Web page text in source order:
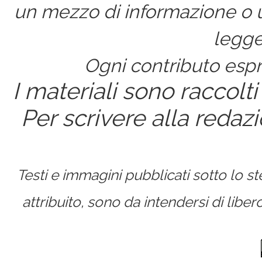
un mezzo di informazione
Ogni contributo
I materiali sono
Per scrivere alla
Testi e immagini pubblicati sotto lo
attribuito, sono da intendersi di